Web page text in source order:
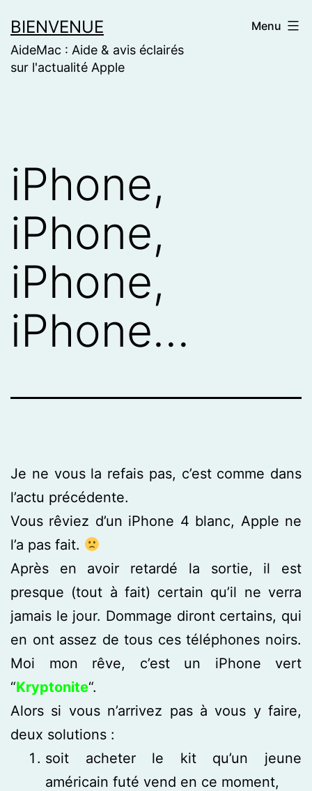
to
content
BIENVENUE
AideMac : Aide & avis éclairés
sur l'actualité Apple
Menu
iPhone,
iPhone,
iPhone,
iPhone…
Je ne vous la refais pas, c’est comme dans
l’actu précédente.
Vous rêviez d’un iPhone 4 blanc, Apple ne
l’a pas fait.
Après en avoir retardé la sortie, il est
presque (tout à fait) certain qu’il ne verra
jamais le jour. Dommage diront certains, qui
en ont assez de tous ces téléphones noirs.
Moi mon rêve, c’est un iPhone vert
“Kryptonite“.
Alors si vous n’arrivez pas à vous y faire,
deux solutions :
soit acheter le kit qu’un jeune
américain futé vend en ce moment,